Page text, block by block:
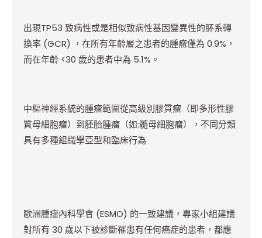
出現TP53 致病性或是相似致病性基因變異性的肧系轉
換率 (GCR) ，在所有年齡層之患者的腫瘤僅為 0.9%，
而在年齡 <30 歲的患者中為 5.1%。
中樞神經系統的腫瘤範圍從高級別膠質瘤（即多形性膠
質母細胞瘤）到胚胎腫瘤（如:髓母細胞瘤），不同分類
具有多種組織學亞型和臨床行為
歐洲腫瘤內科學會 (ESMO) 的一致建議，專家小組建議
對所有 30 歲以下被診斷罹患有任何癌症的患者，都應